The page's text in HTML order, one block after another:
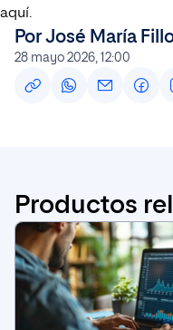
aquí.
Por José María
28 mayo 2026, 12:00
Productos